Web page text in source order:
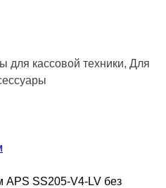
для кассовой техники, Для
SS205-V4-LV без